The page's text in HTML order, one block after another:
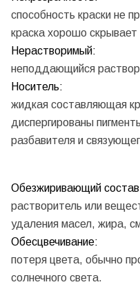
способность краски не
краска хорошо скрывает
Нерастворимый:
неподдающийся
Носитель:
жидкая составляющая
диспергированы
разбавителя и
Обезжиривающий
растворитель или
удаления масел, жира,
Обесцвечивание:
потеря цвета, обычно
солнечного света.